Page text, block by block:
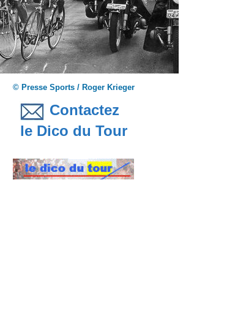
© Presse Sports / Roger Krieger
Contactez
le Dico du Tour